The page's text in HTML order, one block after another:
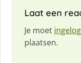
Laat een
Je moet
plaatsen.